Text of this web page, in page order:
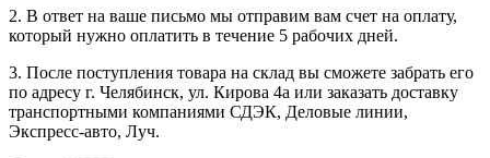
2. В ответ на ваше письмо мы отправим вам счет на оплату,
который нужно оплатить в течение 5 рабочих дней.
3. После поступления товара на склад вы сможете забрать его
по адресу г. Челябинск, ул. Кирова 4а или заказать доставку
транспортными компаниями СДЭК, Деловые линии,
Экспресс-авто, Луч.